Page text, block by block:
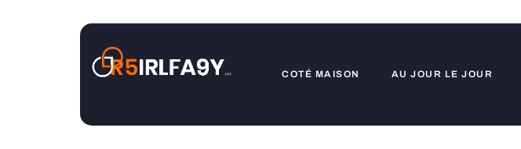
COTÉ MAISON AU JOUR LE JOUR